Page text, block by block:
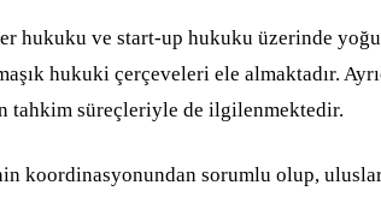
hukuku ve start-up hukuku üzerinde
hukuki çerçeveleri ele almaktadır.
tahkim süreçleriyle de ilgilenmektedir.
sorumlu olup,